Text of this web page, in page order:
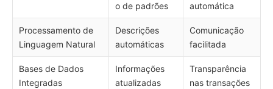
o de padrões
automática
Processamento de
Linguagem Natural
Descrições
automáticas
Comunicação
facilitada
Bases de Dados
Integradas
Informações
atualizadas
Transparência
nas transações